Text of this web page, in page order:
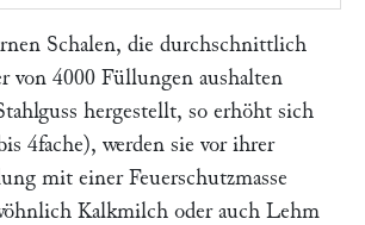
Schalen, die durchschnittlich
von 4000 Füllungen aushalten
hergestellt, so erhöht sich
4fache), werden sie vor ihrer
mit einer Feuerschutzmasse
Kalkmilch oder auch Lehm